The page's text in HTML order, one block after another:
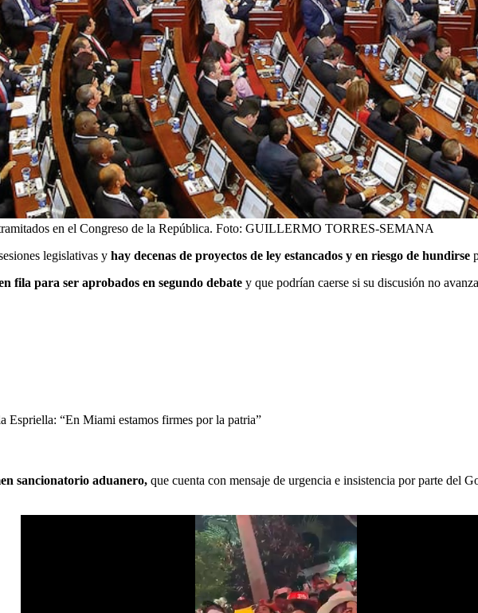
en el Congreso de la República. Foto: GUILLERMO TORRES-SEMANA
legislativas y hay decenas de proyectos de ley estancados y en riesgo de hundirse
fila para ser aprobados en segundo debate y que podrían caerse si su discusión no
Espriella: “En Miami estamos firmes por la patria”
sancionatorio aduanero, que cuenta con mensaje de urgencia e insistencia por parte del